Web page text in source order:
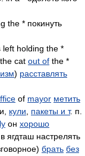
the * покинуть
left holding the *
cat out of the *
) расставлять
of mayor метить
кули пакеты и т. п.
он хорошо
ягдташ настрелять
брать без